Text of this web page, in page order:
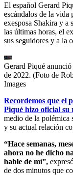
El español Gerard
escándalos de la vida
exesposa Shakira y a
las últimas horas, el
sus seguidores y a la
Gerard Piqué
de 2022. (Foto de
Images
Recordemos que el
Piqué hizo oficial
medio de la polémica
y su actual relación
“Hace semanas,
ahora no he dicho
hable de mí”,
de dos minutos que